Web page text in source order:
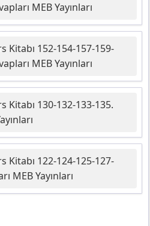
MEB Yayınları
Kitabı 152-154-157-159-
MEB Yayınları
Kitabı 130-132-133-135.
Kitabı 122-124-125-127-
MEB Yayınları